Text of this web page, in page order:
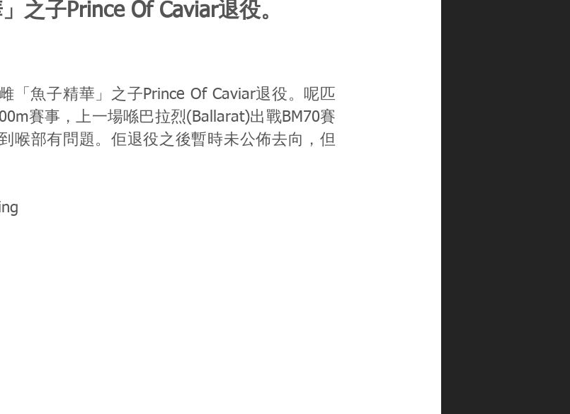
之子Prince Of Caviar退役。
「魚子精華」之子Prince Of Caviar退役。呢匹
賽事，上一場喺巴拉烈(Ballarat)出戰BM70賽
喉部有問題。佢退役之後暫時未公佈去向，但